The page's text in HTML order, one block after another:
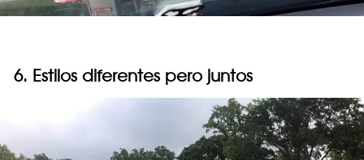
6. Estilos diferentes pero juntos